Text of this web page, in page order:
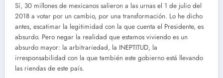
Sí, 30 millones de mexicanos salieron a las urnas el 1 de julio del
2018 a votar por un cambio, por una transformación. Lo he dicho
antes, escatimar la legitimidad con la que cuenta el Presidente, es
absurdo. Pero negar la realidad que estamos viviendo es un
absurdo mayor: la arbitrariedad, la INEPTITUD, la
irresponsabilidad con la que también este gobierno está llevando
las riendas de este país.